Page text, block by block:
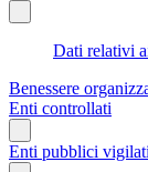
Dati relativi
Benessere
Enti controllati
Enti pubblici vigilati